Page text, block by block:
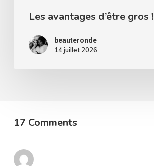
Les avantages d’être gros !
beauteronde
14 juillet 2026
17 Comments